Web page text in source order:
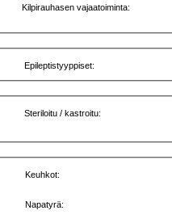
Kilpirauhasen vajaatoiminta:
Epileptistyyppiset:
Steriloitu / kastroitu:
Keuhkot:
Napatyrä: